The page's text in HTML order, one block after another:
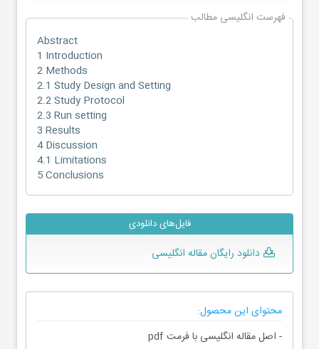
فهرست انگلیسی مطالب
Abstract
1 Introduction
2 Methods
2.1 Study Design and Setting
2.2 Study Protocol
2.3 Run setting
3 Results
4 Discussion
4.1 Limitations
5 Conclusions
فایل‌های دانلودی
دانلود رایگان مقاله انگلیسی
محتوای این محصول:
- اصل مقاله انگلیسی با فرمت pdf